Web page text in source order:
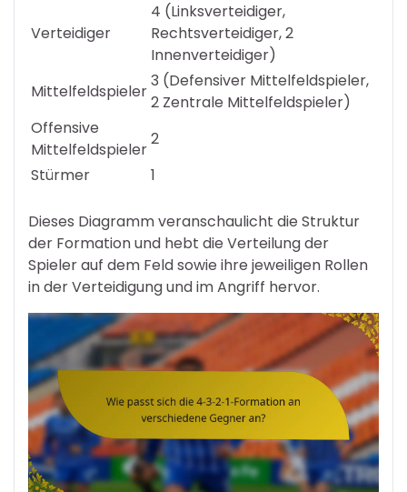
Verteidiger
4 (Linksverteidiger,
Rechtsverteidiger, 2
Innenverteidiger)
Mittelfeldspieler
3 (Defensiver Mittelfeldspieler,
2 Zentrale Mittelfeldspieler)
Offensive
Mittelfeldspieler
2
Stürmer
1
Dieses Diagramm veranschaulicht die Struktur
der Formation und hebt die Verteilung der
Spieler auf dem Feld sowie ihre jeweiligen Rollen
in der Verteidigung und im Angriff hervor.